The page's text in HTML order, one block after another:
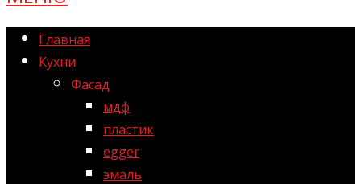
Главная
Кухни
Фасад
мдф
пластик
egger
эмаль